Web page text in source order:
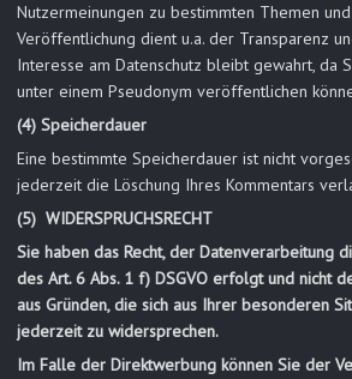
Nutzermeinungen zu bestimmten Themen
Veröffentlichung dient u.a. der Transparenz
Interesse am Datenschutz bleibt gewahrt, da
unter einem Pseudonym veröffentlichen
(4) Speicherdauer
Eine bestimmte Speicherdauer ist nicht
jederzeit die Löschung Ihres Kommentars
(5) WIDERSPRUCHSRECHT
Sie haben das Recht, der Datenverarbeitung
des Art. 6 Abs. 1 f) DSGVO erfolgt und nicht
aus Gründen, die sich aus Ihrer besonderen
jederzeit zu widersprechen.
Im Falle der Direktwerbung können Sie der